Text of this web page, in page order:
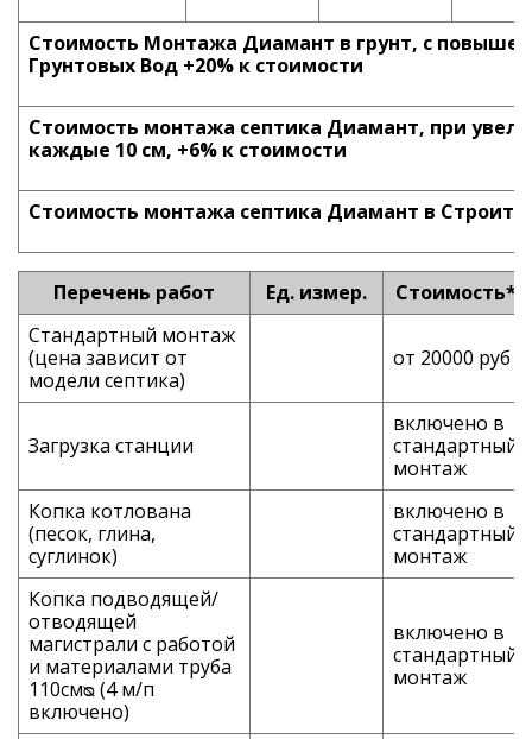
Стоимость Монтажа Диамант в грунт, с
Грунтовых Вод +20% к стоимости
Стоимость монтажа септика Диамант, при
каждые 10 см, +6% к стоимости
Стоимость монтажа септика Диамант в
Перечень работ Ед. измер.
Стоимость*
Стандартный монтаж
(цена зависит от
модели септика)
от 20000 руб
Загрузка станции
включено в
стандартный
монтаж
Копка котлована
(песок, глина,
суглинок)
включено в
стандартный
монтаж
Копка подводящей/
отводящей
магистрали с работой
и материалами труба
110смᴓ (4 м/п
включено)
включено в
стандартный
монтаж